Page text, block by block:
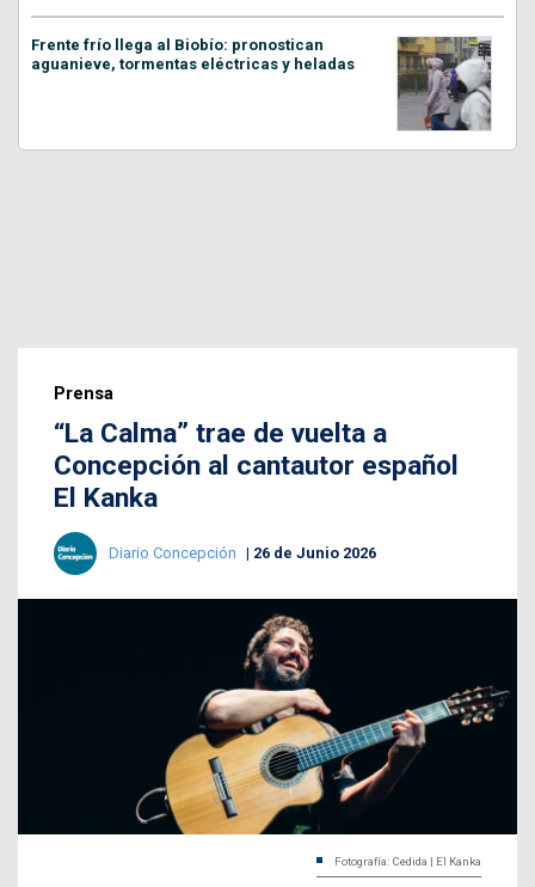
Frente frío llega al Biobío: pronostican
aguanieve, tormentas eléctricas y heladas
Prensa
“La Calma” trae de vuelta a
Concepción al cantautor español
El Kanka
Diario Concepción 26 de Junio 2026
Fotografía: Cedida | El Kanka